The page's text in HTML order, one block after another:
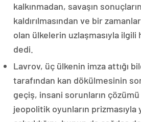
kalkınmadan, savaşın
kaldırılmasından ve bir
olan ülkelerin uzlaşmasıyla ilgili
dedi.
Lavrov, üç ülkenin imza attığı
tarafından kan dökülmesinin
geçiş, insani sorunların
jeopolitik oyunların